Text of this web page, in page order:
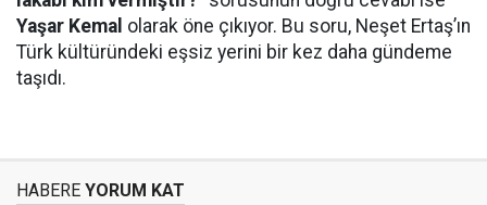
Yaşar Kemal olarak öne çıkıyor. Bu soru, Neşet Ertaş’ın
Türk kültüründeki eşsiz yerini bir kez daha gündeme
taşıdı.
HABERE YORUM KAT